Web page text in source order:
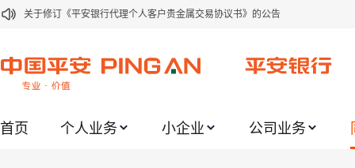
关于修订《平安银行代理个人客户贵金属交易协议书》的公告
关于我行聚金宝交易软件升级更新的通知
关于2020年端午节期间上金所代理业务调整合约保证金比例和涨跌幅度限制的
首页 个人业务 小企业 公司业务